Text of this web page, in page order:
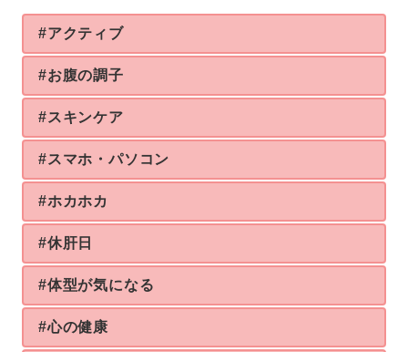
#アクティブ
#お腹の調子
#スキンケア
#スマホ・パソコン
#ホカホカ
#休肝日
#体型が気になる
#心の健康